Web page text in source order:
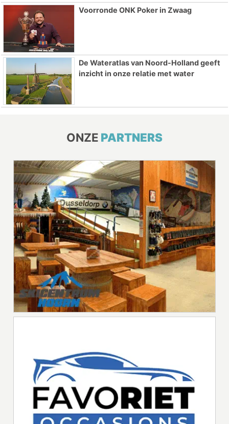
Voorronde ONK Poker in Zwaag
De Wateratlas van Noord-Holland geeft
inzicht in onze relatie met water
ONZE PARTNERS